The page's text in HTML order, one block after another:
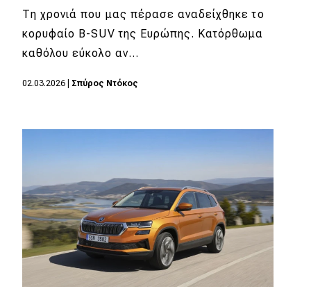
Τη χρονιά που μας πέρασε αναδείχθηκε το
κορυφαίο B-SUV της Ευρώπης. Κατόρθωμα
καθόλου εύκολο αν…
02.03.2026 Σπύρος Ντόκος